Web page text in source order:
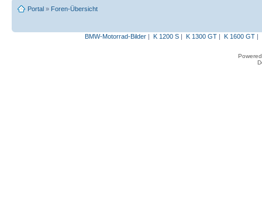
Portal » Foren-Übersicht
BMW-Motorrad-Bilder| K 1200 S| K 1300 GT| K 1600 GT|